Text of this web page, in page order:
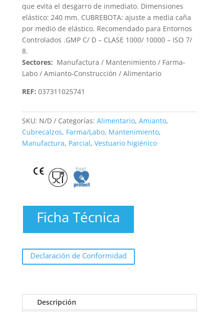
que evita el desgarro de inmediato. Dimensiones
elástico: 240 mm. CUBREBOTA: ajuste a media caña
por medio de elástico. Recomendado para Entornos
Controlados .GMP C/ D – CLASE 1000/ 10000 – ISO 7/
8.
Sectores: Manufactura / Mantenimiento / Farma-
Labo / Amianto-Construcción / Alimentario
REF: 037311025741
SKU: N/D Categorías: Alimentario, Amianto,
Cubrecalzos, Farma/Labo, Mantenimiento,
Manufactura, Parcial, Vestuario higiénico
Ficha Técnica
Declaración de Conformidad
Descripción